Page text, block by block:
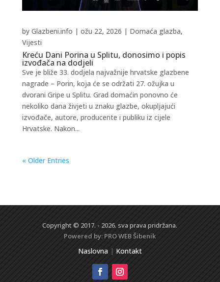
Kreću Dani Porina u Splitu, donosimo i popis
izvođača na dodjeli
by Glazbeni.info | ožu 22, 2026 | Domaća glazba,
Vijesti
Sve je bliže 33. dodjela najvažnije hrvatske glazbene
nagrade – Porin, koja će se održati 27. ožujka u
dvorani Gripe u Splitu. Grad domaćin ponovno će
nekoliko dana živjeti u znaku glazbe, okupljajući
izvođače, autore, producente i publiku iz cijele
Hrvatske. Nakon...
« Older Entries
Copyright © 2017. - 2026. sva prava pridržana.
Powered by: PRO WEBŠibenik
Naslovna| Kontakt